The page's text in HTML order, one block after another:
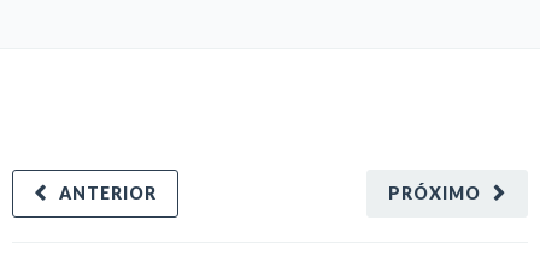
PRÓXIMO
ANTERIOR